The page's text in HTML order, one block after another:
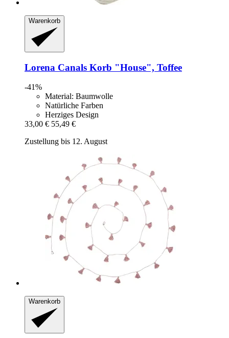
Warenkorb
Lorena Canals Korb "House", Toffee
-41%
Material: Baumwolle
Natürliche Farben
Herziges Design
33,00 € 55,49 €
Zustellung bis 12. August
Warenkorb